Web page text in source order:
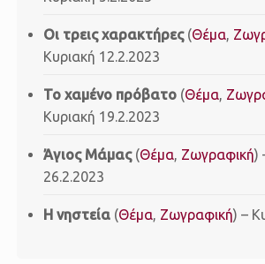
Οι τρεις χαρακτήρες(Θέμα,
Κυριακή 12.2.2023
Το χαμένο πρόβατο (Θέμα,
Κυριακή 19.2.2023
Άγιος Μάμας(Θέμα, Ζωγραφική)
26.2.2023
Η νηστεία (Θέμα, Ζωγραφική) –